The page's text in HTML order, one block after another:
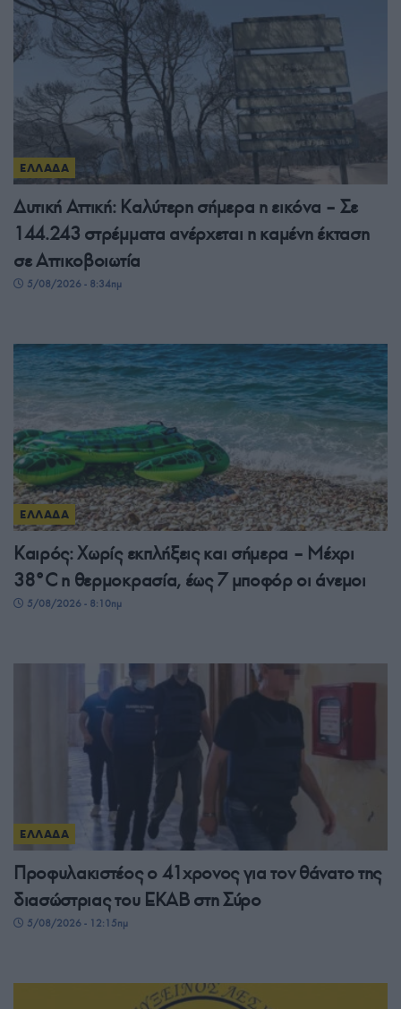
ΕΛΛΑΔΑ
Δυτική Αττική: Καλύτερη σήμερα η εικόνα – Σε
144.243 στρέμματα ανέρχεται η καμένη έκταση
σε Αττικοβοιωτία
5/08/2026 - 8:34πμ
ΕΛΛΑΔΑ
Καιρός: Χωρίς εκπλήξεις και σήμερα – Μέχρι
38°C η θερμοκρασία, έως 7 μποφόρ οι άνεμοι
5/08/2026 - 8:10πμ
ΕΛΛΑΔΑ
Προφυλακιστέος ο 41χρονος για τον θάνατο της
διασώστριας του ΕΚΑΒ στη Σύρο
5/08/2026 - 12:15πμ